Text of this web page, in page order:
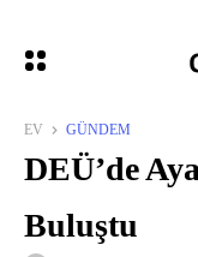
EV GÜNDEM
DEÜ’de
Buluştu